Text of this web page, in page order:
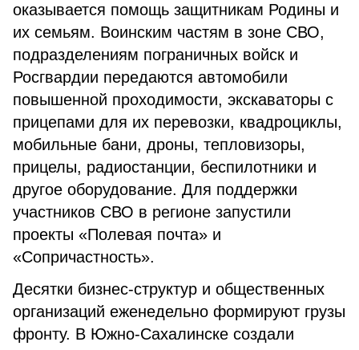
оказывается помощь защитникам Родины и
их семьям. Воинским частям в зоне СВО,
подразделениям пограничных войск и
Росгвардии передаются автомобили
повышенной проходимости, экскаваторы с
прицепами для их перевозки, квадроциклы,
мобильные бани, дроны, тепловизоры,
прицелы, радиостанции, беспилотники и
другое оборудование. Для поддержки
участников СВО в регионе запустили
проекты «Полевая почта» и
«Сопричастность».
Десятки бизнес-структур и общественных
организаций еженедельно формируют грузы
фронту. В Южно-Сахалинске создали